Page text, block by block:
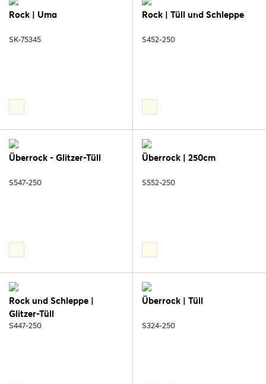
Rock | Uma
SK-75345
Rock | Tüll und Schleppe
S452-250
Überrock - Glitzer-Tüll
S547-250
Überrock | 250cm
S552-250
Rock und Schleppe |
Glitzer-Tüll
S447-250
Überrock | Tüll
S324-250